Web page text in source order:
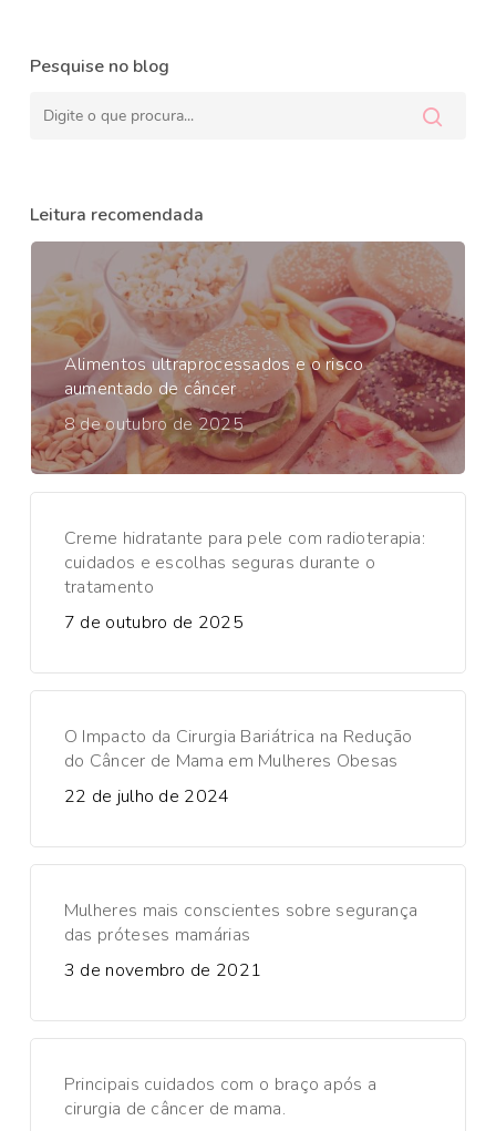
Pesquise no blog
Leitura recomendada
Alimentos ultraprocessados e o risco
aumentado de câncer
8 de outubro de 2025
Creme hidratante para pele com radioterapia:
cuidados e escolhas seguras durante o
tratamento
7 de outubro de 2025
O Impacto da Cirurgia Bariátrica na Redução
do Câncer de Mama em Mulheres Obesas
22 de julho de 2024
Mulheres mais conscientes sobre segurança
das próteses mamárias
3 de novembro de 2021
Principais cuidados com o braço após a
cirurgia de câncer de mama.